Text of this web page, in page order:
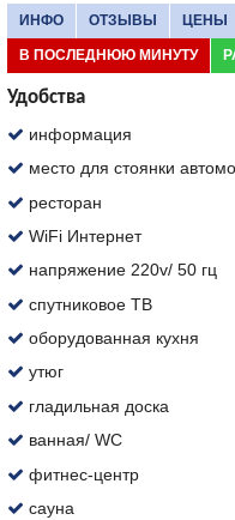
ИНФО ОТЗЫВЫ ЦЕНЫ
В ПОСЛЕДНЮЮ МИНУТУ
Удобства
информация
место для стоянки
ресторан
WiFi Интернет
напряжение 220v/ 50 гц
спутниковое ТВ
оборудованная кухня
утюг
гладильная доска
ванная/ WC
фитнес-центр
сауна